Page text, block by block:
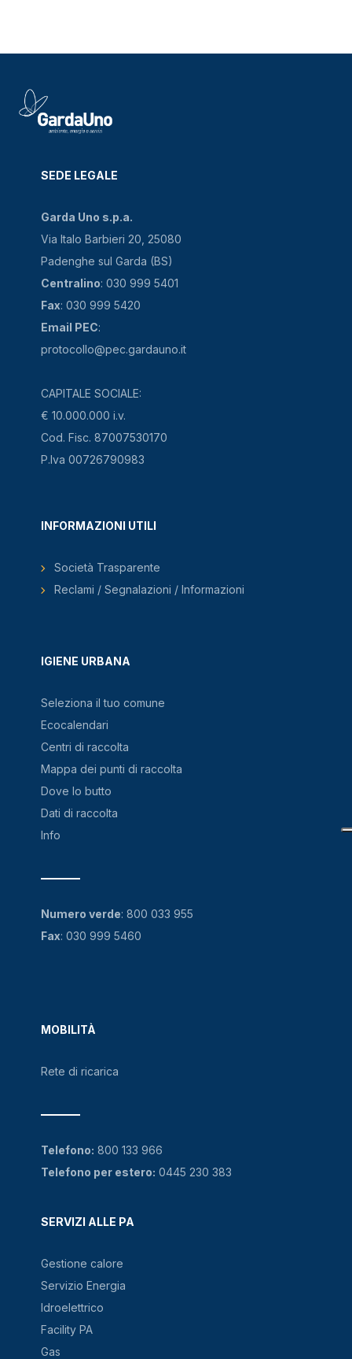
SEDE LEGALE
Garda Uno s.p.a.
Via Italo Barbieri 20, 25080
Padenghe sul Garda (BS)
Centralino: 030 999 5401
Fax: 030 999 5420
Email PEC:
protocollo@pec.gardauno.it
CAPITALE SOCIALE:
€ 10.000.000 i.v.
Cod. Fisc. 87007530170
P.Iva 00726790983
IGIENE URBANA
Seleziona il tuo comune
Ecocalendari
Centri di raccolta
Mappa dei punti di raccolta
Dove lo butto
Dati di raccolta
Info
MOBILITÀ
Rete di ricarica
SERVIZI ALLE PA
Gestione calore
Servizio Energia
Idroelettrico
Facility PA
Gas
INFORMAZIONI UTILI
Società Trasparente
Reclami / Segnalazioni / Informazioni
Numero verde: 800 033 955
Fax: 030 999 5460
Telefono: 800 133 966
Telefono per estero: 0445 230 383